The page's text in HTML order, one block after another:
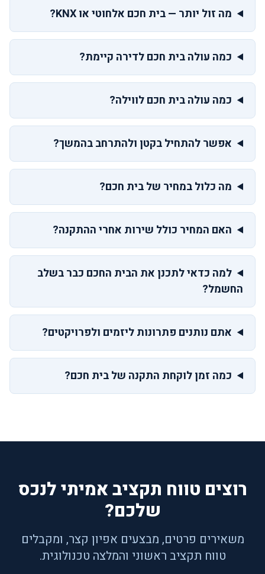
מה זול יותר — בית חכם אלחוטי או KNX?
כמה עולה בית חכם לדירה קיימת?
כמה עולה בית חכם לווילה?
אפשר להתחיל בקטן ולהתרחב בהמשך?
מה כלול במחיר של בית חכם?
האם המחיר כולל שירות אחרי ההתקנה?
למה כדאי לתכנן את הבית החכם כבר בשלב
החשמל?
אתם נותנים פתרונות ליזמים ולפרויקטים?
כמה זמן לוקחת התקנה של בית חכם?
רוצים טווח תקציב אמיתי לנכס
שלכם?
משאירים פרטים, מבצעים אפיון קצר, ומקבלים
טווח תקציב ראשוני והמלצה טכנולוגית.